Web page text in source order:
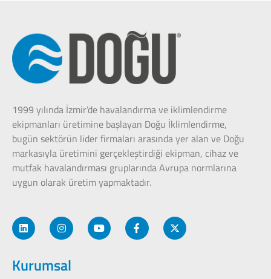
1999 yılında İzmir’de havalandırma ve iklimlendirme
ekipmanları üretimine başlayan Doğu İklimlendirme,
bugün sektörün lider firmaları arasında yer alan ve Doğu
markasıyla üretimini gerçekleştirdiği ekipman, cihaz ve
mutfak havalandırması gruplarında Avrupa normlarına
uygun olarak üretim yapmaktadır.
Kurumsal